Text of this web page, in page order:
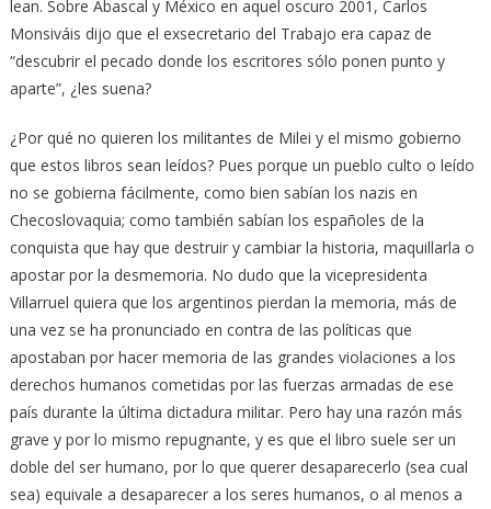
lean. Sobre Abascal y México en aquel oscuro 2001, Carlos
Monsiváis dijo que el exsecretario del Trabajo era capaz de
“descubrir el pecado donde los escritores sólo ponen punto y
aparte”, ¿les suena?
¿Por qué no quieren los militantes de Milei y el mismo gobierno
que estos libros sean leídos? Pues porque un pueblo culto o leído
no se gobierna fácilmente, como bien sabían los nazis en
Checoslovaquia; como también sabían los españoles de la
conquista que hay que destruir y cambiar la historia, maquillarla o
apostar por la desmemoria. No dudo que la vicepresidenta
Villarruel quiera que los argentinos pierdan la memoria, más de
una vez se ha pronunciado en contra de las políticas que
apostaban por hacer memoria de las grandes violaciones a los
derechos humanos cometidas por las fuerzas armadas de ese
país durante la última dictadura militar. Pero hay una razón más
grave y por lo mismo repugnante, y es que el libro suele ser un
doble del ser humano, por lo que querer desaparecerlo (sea cual
sea) equivale a desaparecer a los seres humanos, o al menos a